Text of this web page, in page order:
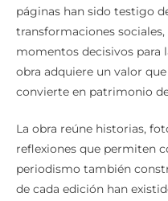
páginas han sido testigo
transformaciones
momentos decisivos para
obra adquiere un valor
convierte en patrimonio
La obra reúne historias,
reflexiones que permiten
periodismo también
de cada edición han